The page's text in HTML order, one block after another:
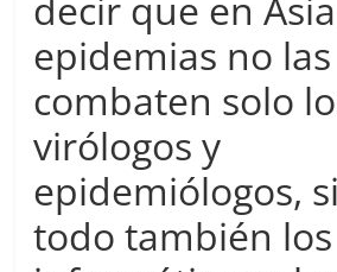
Learn
more.
Do
more.
more.
epidemias no las
combaten solo
virólogos y
epidemiólogos,
todo también los